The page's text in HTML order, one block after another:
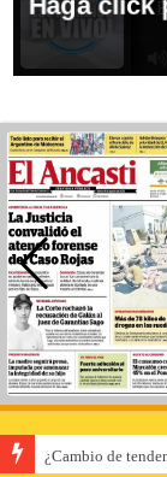
¿Cambio de